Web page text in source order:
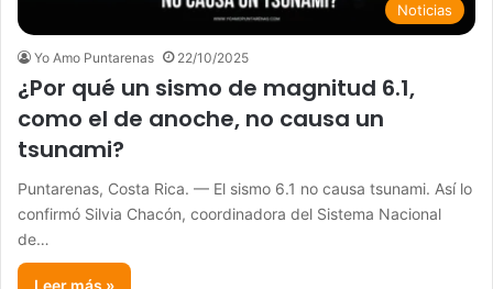
Noticias
Yo Amo Puntarenas 22/10/2025
¿Por qué un sismo de magnitud 6.1,
como el de anoche, no causa un
tsunami?
Puntarenas, Costa Rica. — El sismo 6.1 no causa tsunami. Así lo
confirmó Silvia Chacón, coordinadora del Sistema Nacional
de…